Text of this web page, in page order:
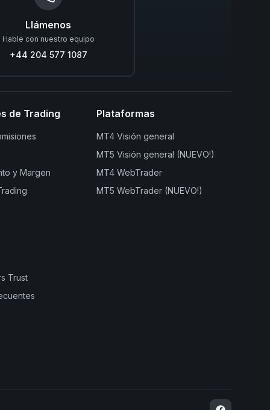
Llámenos
Hable con nuestro equipo
+44 204 577 1087
de Trading
y Margen
Plataformas
MT4 Visión general
MT5 Visión general (NUEVO!)
MT4 WebTrader
MT5 WebTrader (NUEVO!)
Trust